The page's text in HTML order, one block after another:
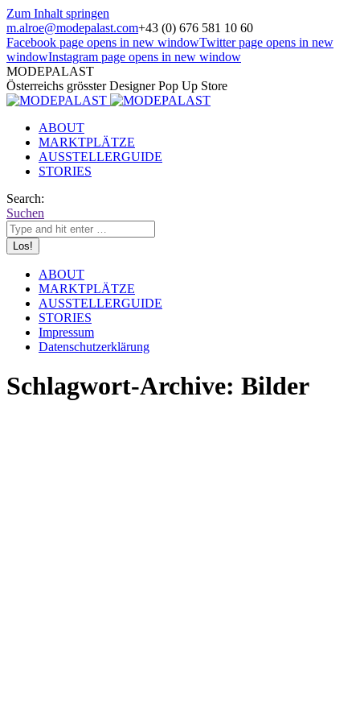
Zum Inhalt springen
m.alroe@modepalast.com+43 (0) 676 581 10 60
Facebook page opens in new windowTwitter page opens in new
windowInstagram page opens in new window
MODEPALAST
Österreichs grösster Designer Pop Up Store
ABOUT
MARKTPLÄTZE
AUSSTELLERGUIDE
STORIES
Search:
Suchen
ABOUT
MARKTPLÄTZE
AUSSTELLERGUIDE
STORIES
Impressum
Datenschutzerklärung
Schlagwort-Archive: Bilder